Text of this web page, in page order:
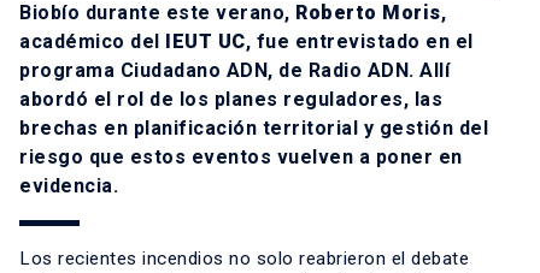
Biobío durante este verano, Roberto Moris,
académico del IEUT UC, fue entrevistado en el
programa Ciudadano ADN, de Radio ADN. Allí
abordó el rol de los planes reguladores, las
brechas en planificación territorial y gestión del
riesgo que estos eventos vuelven a poner en
evidencia.
Los recientes incendios no solo reabrieron el debate